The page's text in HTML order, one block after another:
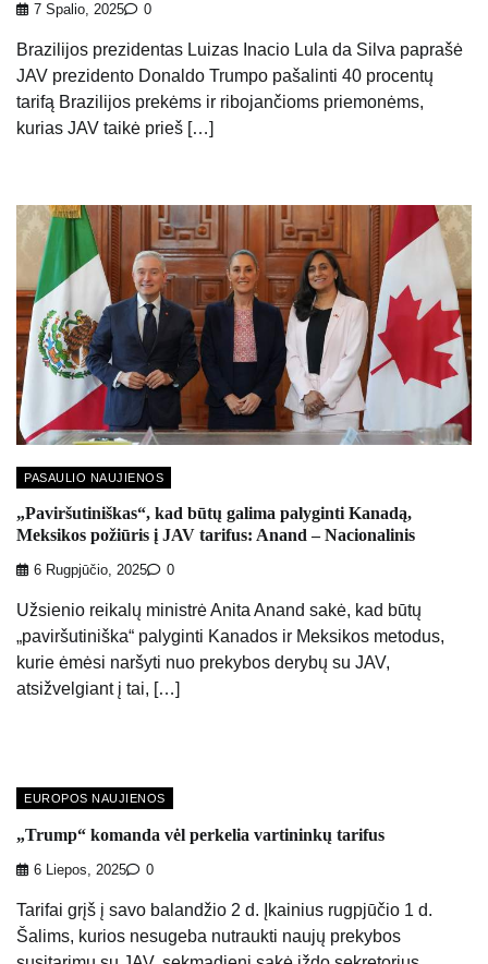
7 Spalio, 2025 0
Brazilijos prezidentas Luizas Inacio Lula da Silva paprašė
JAV prezidento Donaldo Trumpo pašalinti 40 procentų
tarifą Brazilijos prekėms ir ribojančioms priemonėms,
kurias JAV taikė prieš […]
PASAULIO NAUJIENOS
„Paviršutiniškas“, kad būtų galima palyginti Kanadą,
Meksikos požiūris į JAV tarifus: Anand – Nacionalinis
6 Rugpjūčio, 2025 0
Užsienio reikalų ministrė Anita Anand sakė, kad būtų
„paviršutiniška“ palyginti Kanados ir Meksikos metodus,
kurie ėmėsi naršyti nuo prekybos derybų su JAV,
atsižvelgiant į tai, […]
EUROPOS NAUJIENOS
„Trump“ komanda vėl perkelia vartininkų tarifus
6 Liepos, 2025 0
Tarifai grįš į savo balandžio 2 d. Įkainius rugpjūčio 1 d.
Šalims, kurios nesugeba nutraukti naujų prekybos